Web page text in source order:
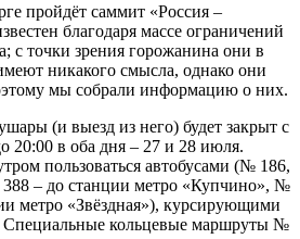
пройдёт саммит «Россия –
благодаря массе ограничений
с точки зрения горожанина они в
никакого смысла, однако они
мы собрали информацию о них.
(и выезд из него) будет закрыт с
20:00 в оба дня – 27 и 28 июля.
пользоваться автобусами (№ 186,
– до станции метро «Купчино», №
метро «Звёздная»), курсирующими
Специальные кольцевые маршруты №